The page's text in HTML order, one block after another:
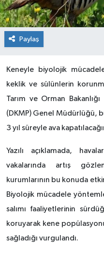
Paylaş
Keneyle biyolojik
keklik ve sülünlerin
Tarım ve Orman
(DKMP) Genel Müdürlüğü,
3 yıl süreyle ava
Yazılı açıklamada,
vakalarında artış
kurumlarının bu konuda
Biyolojik mücadele
salımı faaliyetlerinin
koruyarak kene
sağladığı vurgulandı.